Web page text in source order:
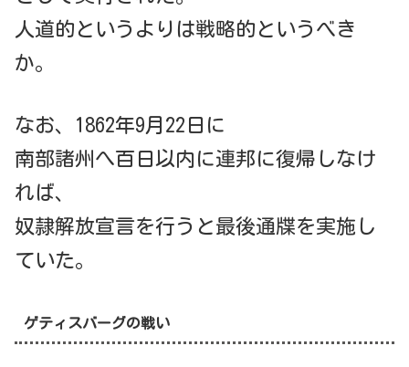
人道的というよりは戦略的というべき
か。
なお、1862年9月22日に
南部諸州へ百日以内に連邦に復帰しなけ
れば、
奴隷解放宣言を行うと最後通牒を実施し
ていた。
ゲティスバーグの戦い